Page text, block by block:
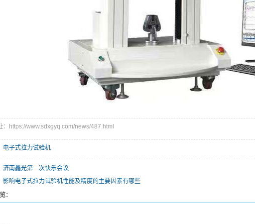
：https://www.sdxgyq.com/news/487.html
电子式拉力试验机
济南鑫光第二次快乐会议
影响电子式拉力试验机性能及精度的主要因素有哪些
：